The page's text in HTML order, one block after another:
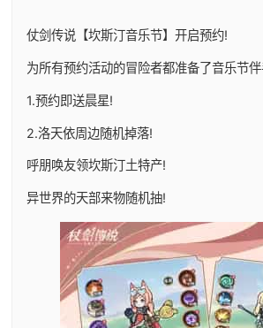
仗剑传说【坎斯汀音乐节】开启预约!
为所有预约活动的冒险者都准备了音乐节
1.预约即送晨星!
2.洛天依周边随机掉落!
呼朋唤友领坎斯汀土特产!
异世界的天部来物随机抽!